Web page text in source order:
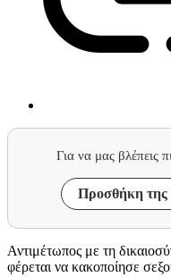
Για να μας βλέπεις
Προσθήκη της
Αντιμέτωπος με τη
φέρεται να κακοποίησε